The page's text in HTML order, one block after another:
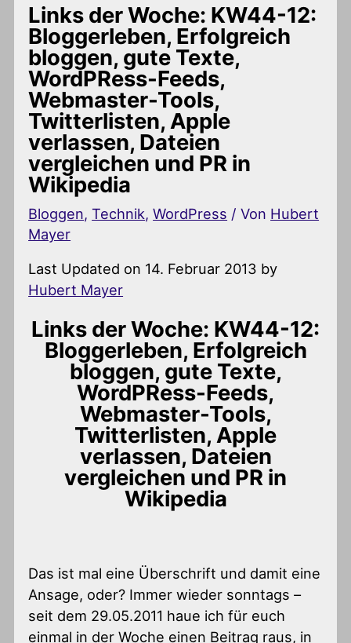
Links der Woche: KW44-12:
Bloggerleben, Erfolgreich
bloggen, gute Texte,
WordPRess-Feeds,
Webmaster-Tools,
Twitterlisten, Apple
verlassen, Dateien
vergleichen und PR in
Wikipedia
Bloggen,Technik,WordPress / Von Hubert
Mayer
Last Updated on 14. Februar 2013 by
Hubert Mayer
Links der Woche: KW44-12:
Bloggerleben, Erfolgreich
bloggen, gute Texte,
WordPRess-Feeds,
Webmaster-Tools,
Twitterlisten, Apple
verlassen, Dateien
vergleichen und PR in
Wikipedia
Das ist mal eine Überschrift und damit eine
Ansage, oder? Immer wieder sonntags –
seit dem 29.05.2011 haue ich für euch
einmal in der Woche einen Beitrag raus, in